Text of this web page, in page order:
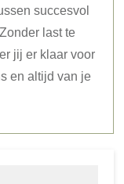
succesvol
last te
jij er klaar voor
en altijd van je